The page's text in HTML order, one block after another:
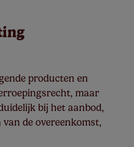
producten en
maar
bij het aanbod,
de overeenkomst,